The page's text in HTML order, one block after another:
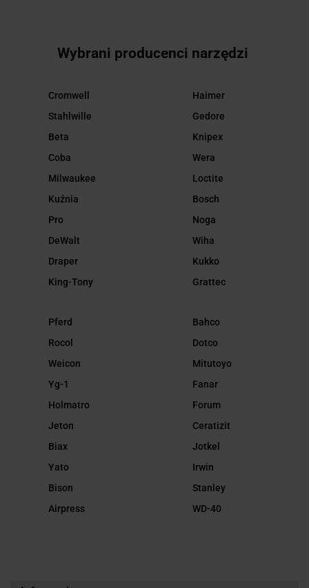
Wybrani producenci narzędzi
Cromwell
Stahlwille
Beta
Coba
Milwaukee
Kuźnia
Pro
DeWalt
Draper
King-Tony
Haimer
Gedore
Knipex
Wera
Loctite
Bosch
Noga
Wiha
Kukko
Grattec
Pferd
Rocol
Weicon
Yg-1
Holmatro
Jeton
Biax
Yato
Bison
Airpress
Bahco
Dotco
Mitutoyo
Fanar
Forum
Ceratizit
Jotkel
Irwin
Stanley
WD-40